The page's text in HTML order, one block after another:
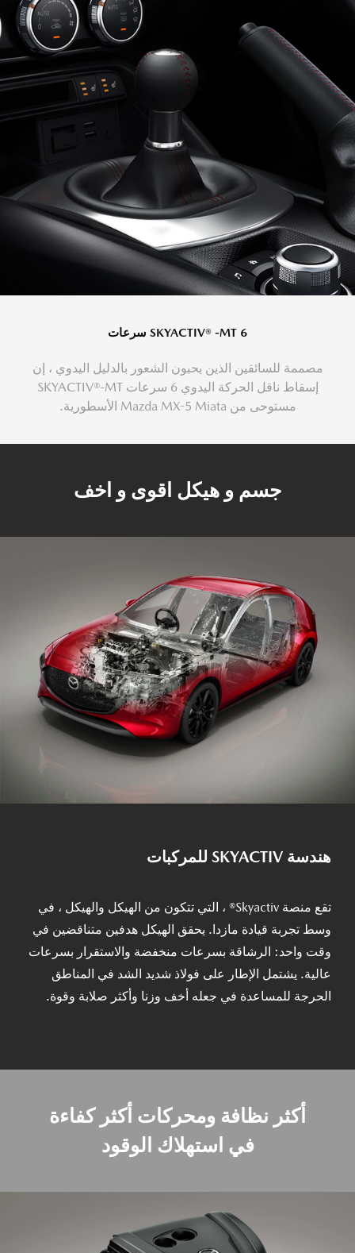
SKYACTIV® -MT 6 سرعات
مصممة للسائقين الذين يحبون الشعور بالدليل اليدوي ، إن
إسقاط ناقل الحركة اليدوي 6 سرعات SKYACTIV®-MT
مستوحى من Mazda MX-5 Miata الأسطورية.
جسم و هيكل اقوى و اخف
هندسة SKYACTIV للمركبات
تقع منصة Skyactiv® ، التي تتكون من الهيكل والهيكل ، في
وسط تجربة قيادة مازدا. يحقق الهيكل هدفين متناقضين في
وقت واحد: الرشاقة بسرعات منخفضة والاستقرار بسرعات
عالية. يشتمل الإطار على فولاذ شديد الشد في المناطق
الحرجة للمساعدة في جعله أخف وزنا وأكثر صلابة وقوة.
أكثر نظافة ومحركات أكثر كفاءة
في استهلاك الوقود